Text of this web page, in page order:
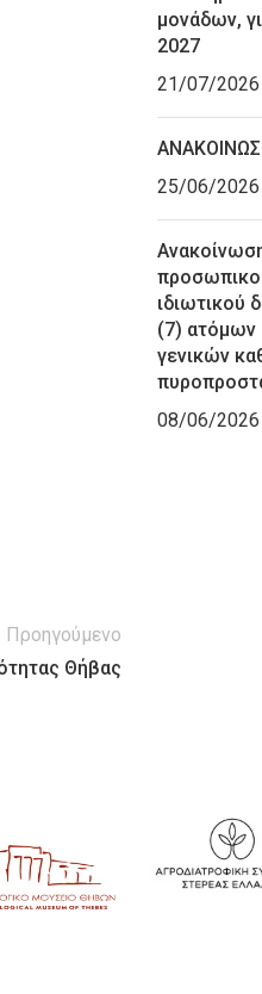
Προηγούμενο
Θήβας
μονάδων,
2027
21/07/2026
25/06/2026
ιδιωτικού
(7) ατόμων
γενικών
08/06/2026